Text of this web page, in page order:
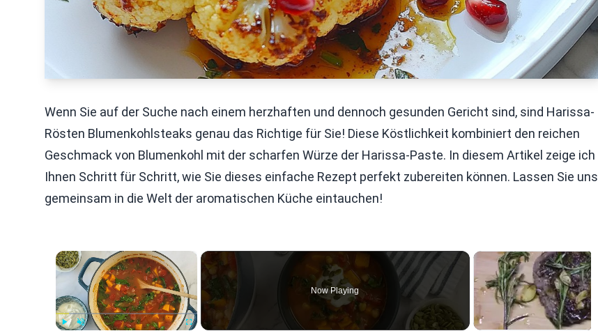
Wenn Sie auf der Suche nach einem herzhaften und dennoch gesunden Gericht sind, sind Harissa-
Rösten Blumenkohlsteaks genau das Richtige für Sie! Diese Köstlichkeit kombiniert den reichen
Geschmack von Blumenkohl mit der scharfen Würze der Harissa-Paste. In diesem Artikel zeige ich
Ihnen Schritt für Schritt, wie Sie dieses einfache Rezept perfekt zubereiten können. Lassen Sie uns
gemeinsam in die Welt der aromatischen Küche eintauchen!
×
Now Playing